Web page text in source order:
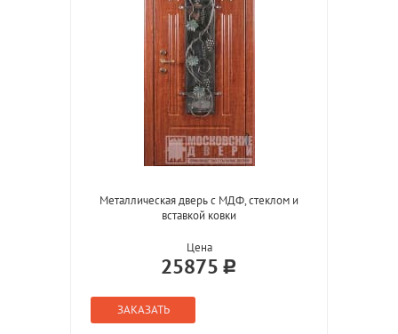
Металлическая дверь с МДФ, стеклом и
вставкой ковки
Цена
25875
ЗАКАЗАТЬ